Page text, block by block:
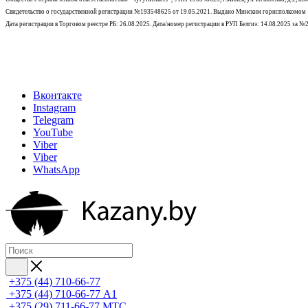
Свидетельство о государственной регистрации №193548625 от 19.05.2021. Выдано Минским горисполкомом
Дата регистрации в Торговом реестре РБ: 26.08.2025. Дата/номер регистрации в РУП Белгиэ: 14.08.2025 за
Вконтакте
Instagram
Telegram
YouTube
Viber
Viber
WhatsApp
+375 (44) 710-66-77
+375 (44) 710-66-77 А1